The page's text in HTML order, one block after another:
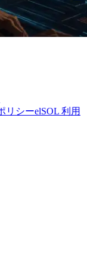
リシーelSOL 利用